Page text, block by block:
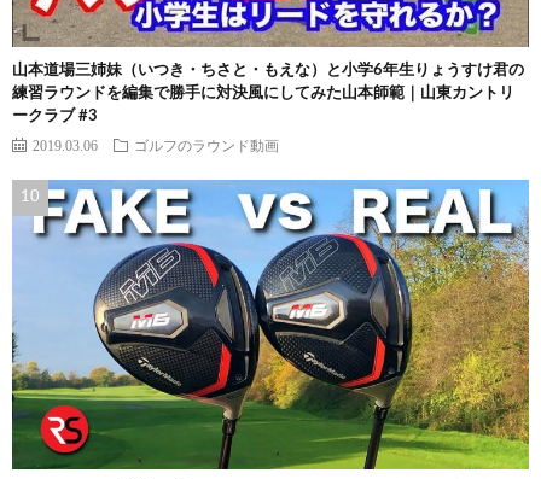
山本道場三姉妹（いつき・ちさと・もえな）と小学6年生りょうすけ君の
練習ラウンドを編集で勝手に対決風にしてみた山本師範｜山東カントリ
ークラブ #3
2019.03.06 ゴルフのラウンド動画